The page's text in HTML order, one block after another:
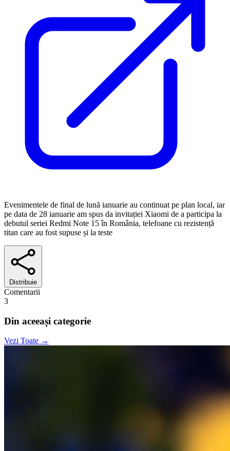
Evenimentele de final de lună ianuarie au continuat pe plan local, iar
pe data de 28 ianuarie am spus da invitației Xiaomi de a participa la
debutul seriei Redmi Note 15 în România, telefoane cu rezistență
titan care au fost supuse și la teste
Distribuie
Comentarii
3
Din aceeași categorie
Vezi Toate →